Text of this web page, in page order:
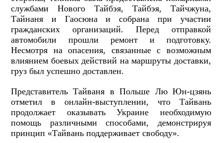
службами Нового Тайбэя, Тайбэя, Тайчжуна,
Тайнаня и Гаосюна и собрана при участии
гражданских организаций. Перед отправкой
автомобили прошли ремонт и подготовку.
Несмотря на опасения, связанные с возможным
влиянием боевых действий на маршруты доставки,
груз был успешно доставлен.
Представитель Тайваня в Польше Лю Юн-цзянь
отметил в онлайн-выступлении, что Тайвань
продолжает оказывать Украине необходимую
помощь различными способами, демонстрируя
принцип «Тайвань поддерживает свободу».